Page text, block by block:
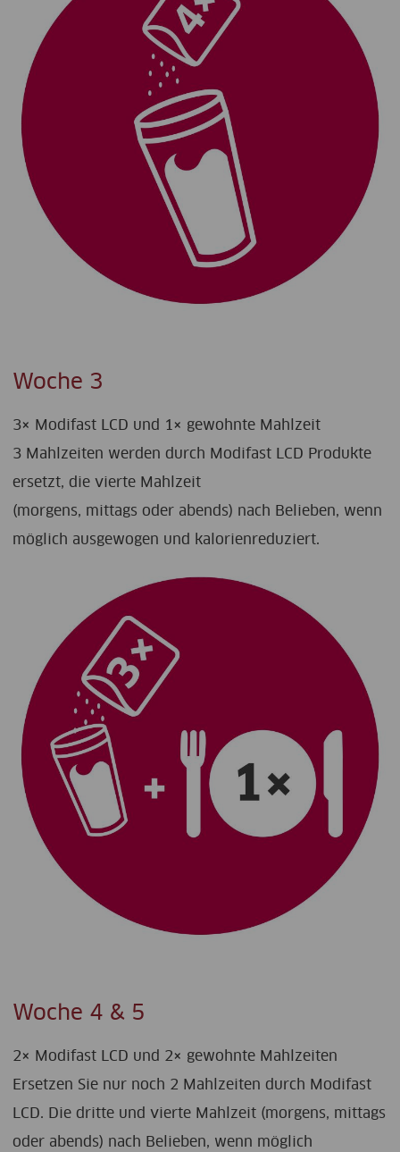
Woche 3
3× Modifast LCD und 1× gewohnte Mahlzeit
3 Mahlzeiten werden durch Modifast LCD Produkte
ersetzt, die vierte Mahlzeit
(morgens, mittags oder abends) nach Belieben, wenn
möglich ausgewogen und kalorienreduziert.
Woche 4 & 5
2× Modifast LCD und 2× gewohnte Mahlzeiten
Ersetzen Sie nur noch 2 Mahlzeiten durch Modifast
LCD. Die dritte und vierte Mahlzeit (morgens, mittags
oder abends) nach Belieben, wenn möglich